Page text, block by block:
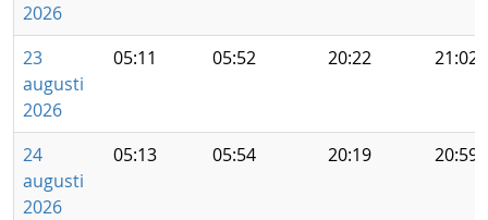
2026
23
augusti
2026
05:11 05:52 20:22 21:02
24
augusti
2026
05:13 05:54 20:19 20:59